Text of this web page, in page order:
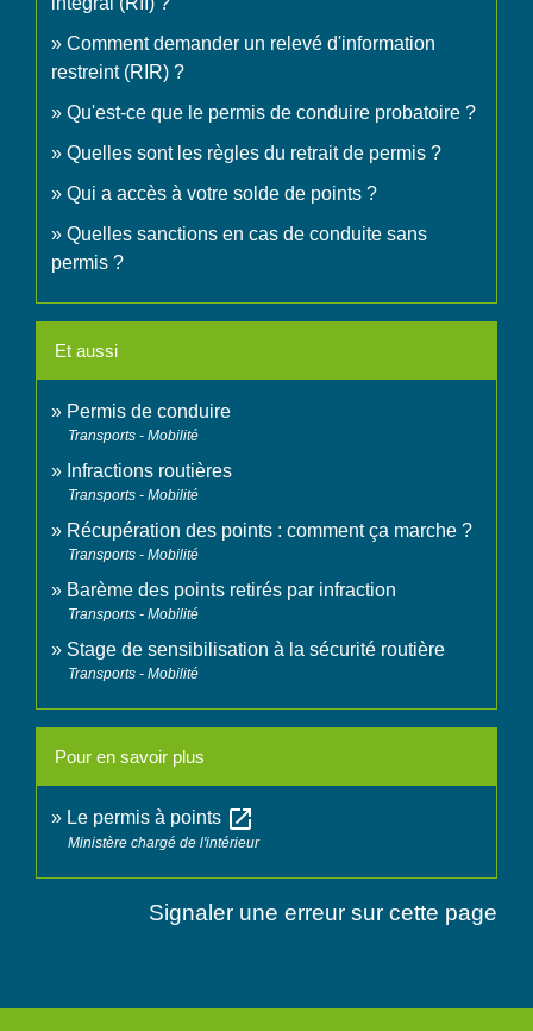
Comment demander un relevé d'information
restreint (RIR) ?
Qu'est-ce que le permis de conduire probatoire ?
Quelles sont les règles du retrait de permis ?
Qui a accès à votre solde de points ?
Quelles sanctions en cas de conduite sans
permis ?
Et aussi
Permis de conduire
Transports - Mobilité
Infractions routières
Transports - Mobilité
Récupération des points : comment ça marche ?
Transports - Mobilité
Barème des points retirés par infraction
Transports - Mobilité
Stage de sensibilisation à la sécurité routière
Transports - Mobilité
Pour en savoir plus
Le permis à points open_in_new
Ministère chargé de l'intérieur
Signaler une erreur sur cette page